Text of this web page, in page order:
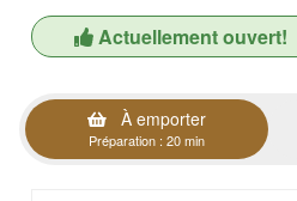
Actuellement ouvert!
À emporter
Préparation : 20 min